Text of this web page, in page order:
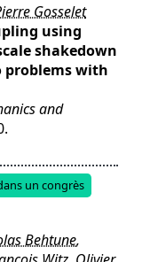
Gosselet
using
shakedown
problems with
and
un congrès
Behtune,